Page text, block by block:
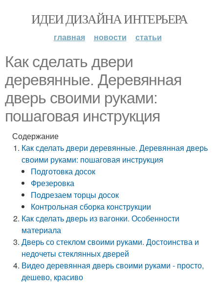
ИДЕИ ДИЗАЙНА ИНТЕРЬЕРА
главная новости статьи
Как сделать двери
деревянные. Деревянная
дверь своими руками:
пошаговая инструкция
Содержание
Как сделать двери деревянные. Деревянная дверь
своими руками: пошаговая инструкция
Подготовка досок
Фрезеровка
Подрезаем торцы досок
Контрольная сборка конструкции
Как сделать дверь из вагонки. Особенности
материала
Дверь со стеклом своими руками. Достоинства и
недочеты стеклянных дверей
Видео деревянная дверь своими руками - просто,
дешево, красиво